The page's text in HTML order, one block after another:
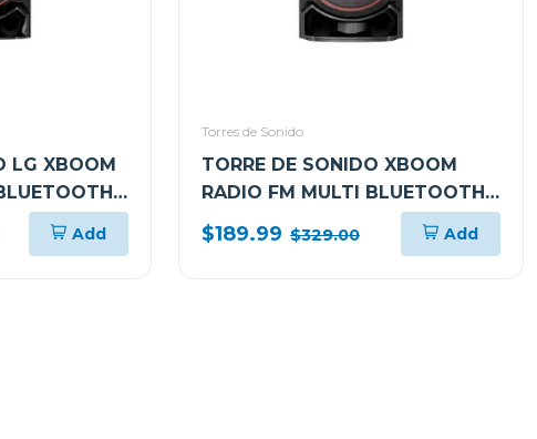
LG XBOOM
RNC5
Add
Torres de Sonido
TORRE DE SONIDO XBOOM
RADIO FM MULTI BLUETOOTH
SUPER BASS BOOST RNC7
$189.99 $329.00 Add